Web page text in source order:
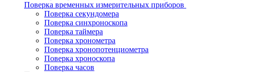
Поверка временных измерительных приборов
Поверка секундомера
Поверка синхроноскопа
Поверка таймера
Поверка хронометра
Поверка хронопотенциометра
Поверка хроноскопа
Поверка часов